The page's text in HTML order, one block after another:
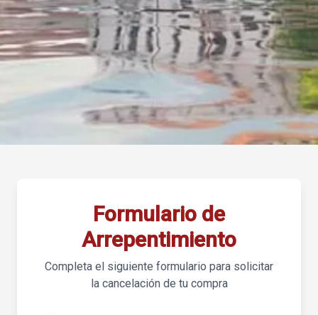
Formulario de
Arrepentimiento
Completa el siguiente formulario para solicitar
la cancelación de tu compra